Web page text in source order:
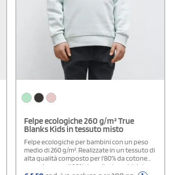
Felpe ecologiche 260 g/m² True
Blanks Kids in tessuto misto
Felpe ecologiche per bambini con un peso
medio di 260 g/m². Realizzate in un tessuto di
alta qualità composto per l'80% da cotone
organico e per il 20% da poliestere riciclato,